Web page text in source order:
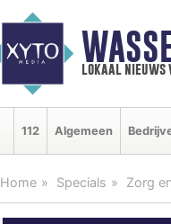
lokaal nieuws
112 Algemeen
Home Specials Zorg